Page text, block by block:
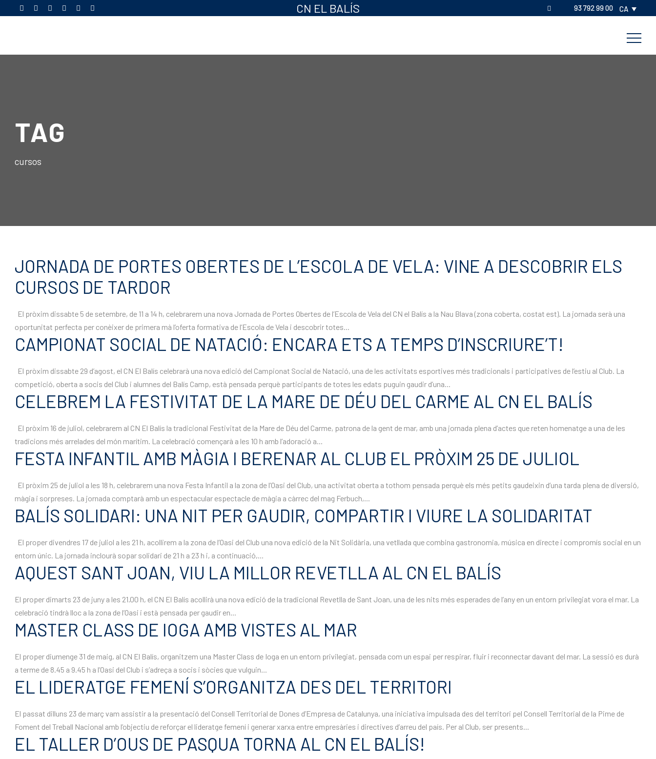
CN EL BALÍS 93 792 99 00 CA
TAG
cursos
JORNADA DE PORTES OBERTES DE L’ESCOLA DE VELA: VINE A DESCOBRIR ELS
CURSOS DE TARDOR
El pròxim dissabte 5 de setembre, de 11 a 14 h, celebrarem una nova Jornada de Portes Obertes de l’Escola de Vela del CN el Balís a la Nau Blava (zona coberta, costat est). La jornada serà una
oportunitat perfecta per conèixer de primera mà l’oferta formativa de l’Escola de Vela i descobrir totes...
CAMPIONAT SOCIAL DE NATACIÓ: ENCARA ETS A TEMPS D’INSCRIURE’T!
El pròxim dissabte 29 d’agost, el CN El Balís celebrarà una nova edició del Campionat Social de Natació, una de les activitats esportives més tradicionals i participatives de l’estiu al Club. La
competició, oberta a socis del Club i alumnes del Balís Camp, està pensada perquè participants de totes les edats puguin gaudir d’una...
CELEBREM LA FESTIVITAT DE LA MARE DE DÉU DEL CARME AL CN EL BALÍS
El pròxim 16 de juliol, celebrarem al CN El Balís la tradicional Festivitat de la Mare de Déu del Carme, patrona de la gent de mar, amb una jornada plena d’actes que reten homenatge a una de les
tradicions més arrelades del món marítim. La celebració començarà a les 10 h amb l’adoració a...
FESTA INFANTIL AMB MÀGIA I BERENAR AL CLUB EL PRÒXIM 25 DE JULIOL
El pròxim 25 de juliol a les 18 h, celebrarem una nova Festa Infantil a la zona de l’Oasi del Club, una activitat oberta a tothom pensada perquè els més petits gaudeixin d’una tarda plena de diversió,
màgia i sorpreses. La jornada comptarà amb un espectacular espectacle de màgia a càrrec del mag Ferbuch,...
BALÍS SOLIDARI: UNA NIT PER GAUDIR, COMPARTIR I VIURE LA SOLIDARITAT
El proper divendres 17 de juliol a les 21 h, acollirem a la zona de l’Oasi del Club una nova edició de la Nit Solidària, una vetllada que combina gastronomia, música en directe i compromís social en un
entorn únic. La jornada inclourà sopar solidari de 21 h a 23 h i, a continuació,...
AQUEST SANT JOAN, VIU LA MILLOR REVETLLA AL CN EL BALÍS
El proper dimarts 23 de juny a les 21.00 h, el CN El Balís acollirà una nova edició de la tradicional Revetlla de Sant Joan, una de les nits més esperades de l’any en un entorn privilegiat vora el mar. La
celebració tindrà lloc a la zona de l’Oasi i està pensada per gaudir en...
MASTER CLASS DE IOGA AMB VISTES AL MAR
El proper diumenge 31 de maig, al CN El Balís, organitzem una Master Class de Ioga en un entorn privilegiat, pensada com un espai per respirar, fluir i reconnectar davant del mar. La sessió es durà
a terme de 8.45 a 9.45 h a l’Oasi del Club i s’adreça a socis i sòcies que vulguin...
EL LIDERATGE FEMENÍ S’ORGANITZA DES DEL TERRITORI
El passat dilluns 23 de març vam assistir a la presentació del Consell Territorial de Dones d’Empresa de Catalunya, una iniciativa impulsada des del territori pel Consell Territorial de la Pime de
Foment del Treball Nacional amb l’objectiu de reforçar el lideratge femení i generar xarxa entre empresàries i directives d’arreu del país. Per al Club, ser presents...
EL TALLER D’OUS DE PASQUA TORNA AL CN EL BALÍS!